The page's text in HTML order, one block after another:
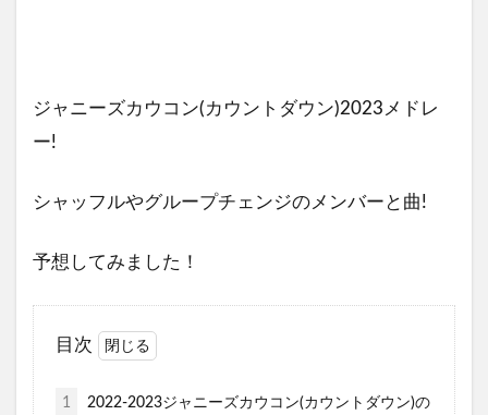
ジャニーズカウコン(カウントダウン)2023メドレ
ー!
シャッフルやグループチェンジのメンバーと曲!
予想してみました！
目次
1
2022-2023ジャニーズカウコン(カウントダウン)の